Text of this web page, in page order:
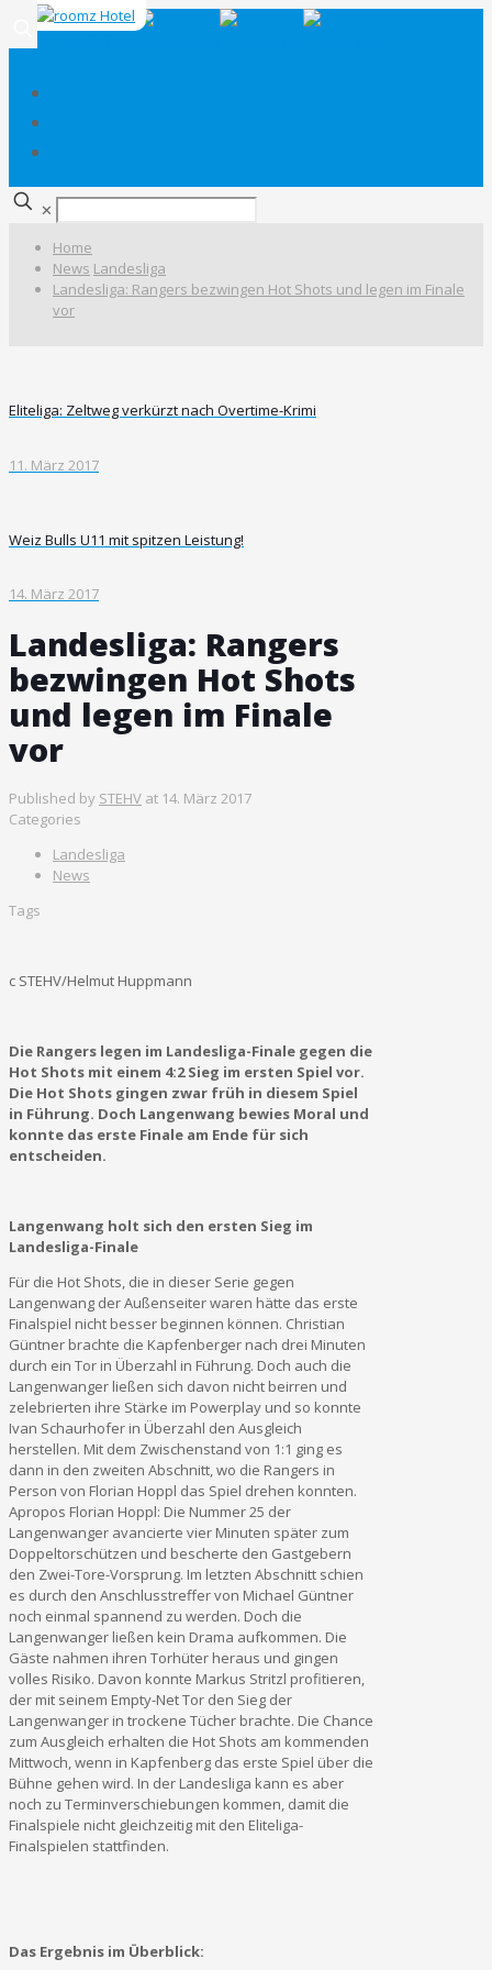
✕
Home
News Landesliga
Landesliga: Rangers bezwingen Hot Shots und legen im Finale
vor
Eliteliga: Zeltweg verkürzt nach Overtime-Krimi
11. März 2017
Weiz Bulls U11 mit spitzen Leistung!
14. März 2017
Landesliga: Rangers
bezwingen Hot Shots
und legen im Finale
vor
Published by STEHV at 14. März 2017
Categories
Landesliga
News
Tags
c STEHV/Helmut Huppmann
Die Rangers legen im Landesliga-Finale gegen die
Hot Shots mit einem 4:2 Sieg im ersten Spiel vor.
Die Hot Shots gingen zwar früh in diesem Spiel
in Führung. Doch Langenwang bewies Moral und
konnte das erste Finale am Ende für sich
entscheiden.
Langenwang holt sich den ersten Sieg im
Landesliga-Finale
Für die Hot Shots, die in dieser Serie gegen
Langenwang der Außenseiter waren hätte das erste
Finalspiel nicht besser beginnen können. Christian
Güntner brachte die Kapfenberger nach drei Minuten
durch ein Tor in Überzahl in Führung. Doch auch die
Langenwanger ließen sich davon nicht beirren und
zelebrierten ihre Stärke im Powerplay und so konnte
Ivan Schaurhofer in Überzahl den Ausgleich
herstellen. Mit dem Zwischenstand von 1:1 ging es
dann in den zweiten Abschnitt, wo die Rangers in
Person von Florian Hoppl das Spiel drehen konnten.
Apropos Florian Hoppl: Die Nummer 25 der
Langenwanger avancierte vier Minuten später zum
Doppeltorschützen und bescherte den Gastgebern
den Zwei-Tore-Vorsprung. Im letzten Abschnitt schien
es durch den Anschlusstreffer von Michael Güntner
noch einmal spannend zu werden. Doch die
Langenwanger ließen kein Drama aufkommen. Die
Gäste nahmen ihren Torhüter heraus und gingen
volles Risiko. Davon konnte Markus Stritzl profitieren,
der mit seinem Empty-Net Tor den Sieg der
Langenwanger in trockene Tücher brachte. Die Chance
zum Ausgleich erhalten die Hot Shots am kommenden
Mittwoch, wenn in Kapfenberg das erste Spiel über die
Bühne gehen wird. In der Landesliga kann es aber
noch zu Terminverschiebungen kommen, damit die
Finalspiele nicht gleichzeitig mit den Eliteliga-
Finalspielen stattfinden.
Das Ergebnis im Überblick: